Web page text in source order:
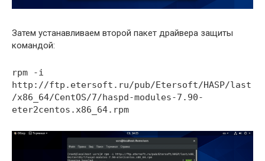
Затем устанавливаем второй пакет драйвера защиты
командой:
rpm -i
http://ftp.etersoft.ru/pub/Etersoft/HASP/last
/x86_64/CentOS/7/haspd-modules-7.90-
eter2centos.x86_64.rpm